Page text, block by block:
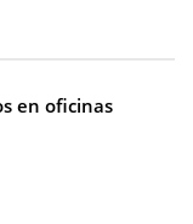
en oficinas